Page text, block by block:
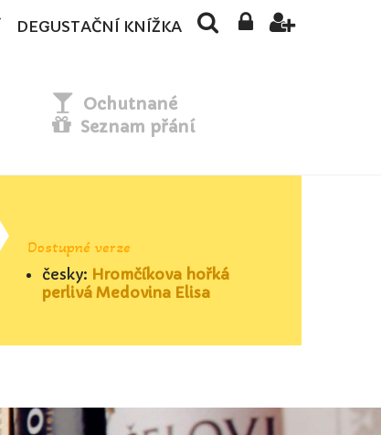
DEGUSTAČNÍ KNÍŽKA
Ochutnané
Seznam přání
Dostupné verze
česky: Hromčíkova hořká
perlivá Medovina Elisa